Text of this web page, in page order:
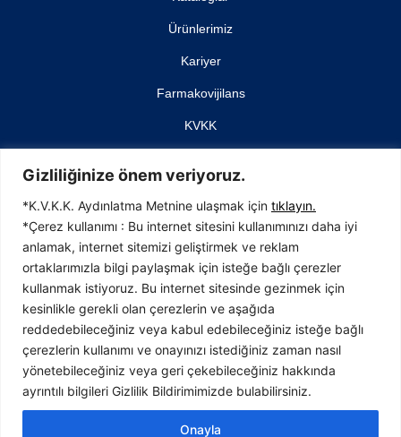
Gizliliğinize önem veriyoruz.
*K.V.K.K. Aydınlatma Metnine ulaşmak için tıklayın.
*Çerez kullanımı : Bu internet sitesini kullanımınızı daha iyi
anlamak, internet sitemizi geliştirmek ve reklam
ortaklarımızla bilgi paylaşmak için isteğe bağlı çerezler
kullanmak istiyoruz. Bu internet sitesinde gezinmek için
kesinlikle gerekli olan çerezlerin ve aşağıda
reddedebileceğiniz veya kabul edebileceğiniz isteğe bağlı
çerezlerin kullanımı ve onayınızı istediğiniz zaman nasıl
yönetebileceğiniz veya geri çekebileceğiniz hakkında
ayrıntılı bilgileri Gizlilik Bildirimimizde bulabilirsiniz.
Onayla
Ürünlerimiz
Kariyer
Farmakovijilans
KVKK
İTOSB (İstanbul Tuzla Organize Sanayi Bölgesi)
4. Cadde No: 23, 34959 Tepeören, Tuzla
İstanbul / TÜRKİYE
T:0216 593 37 40
F:0216 593 37 41
info@bavet.com.tr